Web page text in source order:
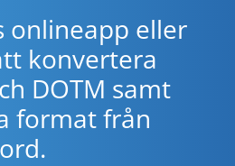
onlineapp eller
konvertera
DOTM samt
format från